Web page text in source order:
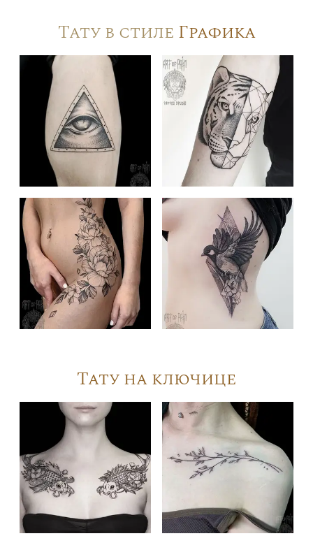
Тату в стиле Графика
Тату на ключице